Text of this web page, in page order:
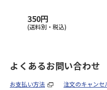
350円
(送料別・税込)
よくあるお問い合わせ
お支払い方法 注文のキャンセ